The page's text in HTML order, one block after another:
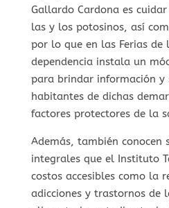
Gallardo Cardona es
las y los potosinos, así
por lo que en las Ferias de
dependencia instala un
para brindar información y
habitantes de dichas
factores protectores de la
Además, también conocen
integrales que el Instituto
costos accesibles como la
adicciones y trastornos de